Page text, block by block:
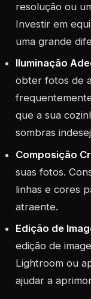
resolução ou
Investir em
uma grande
Iluminação
obter fotos de
que a sua
sombras
Composição
suas fotos.
linhas e cores
atraente.
Edição de
edição de
Lightroom ou
ajudar a